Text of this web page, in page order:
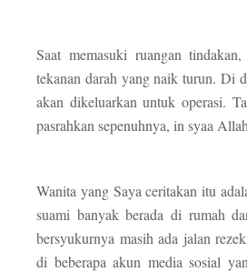
Saat memasuki ruangan
tekanan darah yang naik turun. Di
akan dikeluarkan untuk operasi.
pasrahkan sepenuhnya, in syaa
Wanita yang Saya ceritakan itu
suami banyak berada di rumah
bersyukurnya masih ada jalan
di beberapa akun media sosial